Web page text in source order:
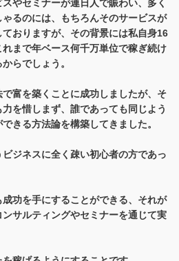
やセミナーが連日人で賑わい、多く
るのには、もちろんそのサービスが
おりますが、その背景には私自身16
まで年ベース何千万単位で稼ぎ続け
らでしょう。
富を築くことに成功しましたが、そ
を惜しまず、誰であっても同じよう
きる方法論を構築してきました。
ジネスに全く疎い初心者の方であっ
功を手にすることができる、それが
サルティングやセミナーを通じて実